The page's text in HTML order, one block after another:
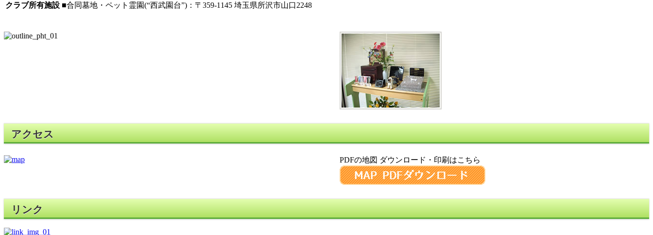
クラブ所有施設 ■合同墓地・ペット霊園(“西武園台”)：〒359-1145 埼玉県所沢市山口2248
アクセス
PDFの地図 ダウンロード・印刷はこちら
リンク